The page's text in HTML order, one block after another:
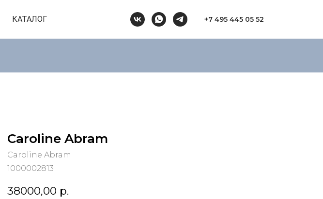
КАТАЛОГ +7 495 445 05 52
Caroline Abram
Caroline Abram
1000002813
38000,00 р.